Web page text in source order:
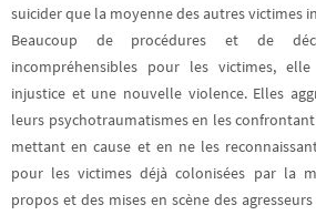
suicider que la moyenne des autres victimes
Beaucoup de procédures et de
incompréhensibles pour les victimes,
injustice et une nouvelle violence. Elles
leurs psychotraumatismes en les
mettant en cause et en ne les
pour les victimes déjà colonisées par la
propos et des mises en scène des